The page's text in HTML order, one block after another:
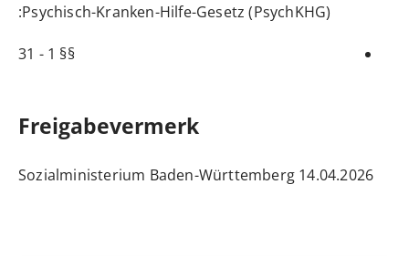
Psychisch-Kranken-Hilfe-Gesetz (PsychKHG)
:
§§ 1 - 31
Freigabevermerk
14.04.2026 Sozialministerium Baden-Württemberg